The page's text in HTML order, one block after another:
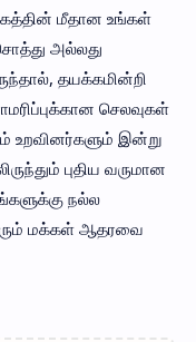
மீதான உங்கள்
அல்லது
தயக்கமின்றி
செலவுகள்
உறவினர்களும் இன்று
புதிய வருமான
நல்ல
மக்கள் ஆதரவை